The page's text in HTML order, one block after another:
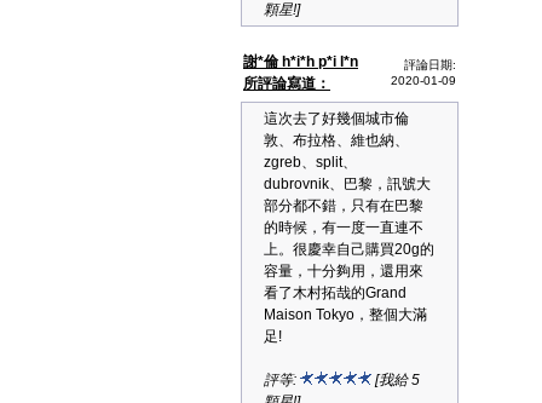
顆星!]
謝*倫 h*i*h p*i l*n
所評論寫道：
評論日期:
2020-01-09
這次去了好幾個城市倫
敦、布拉格、維也納、
zgreb、split、
dubrovnik、巴黎，訊號大
部分都不錯，只有在巴黎
的時候，有一度一直連不
上。很慶幸自己購買20g的
容量，十分夠用，還用來
看了木村拓哉的Grand
Maison Tokyo，整個大滿
足!
評等:
[我給 5